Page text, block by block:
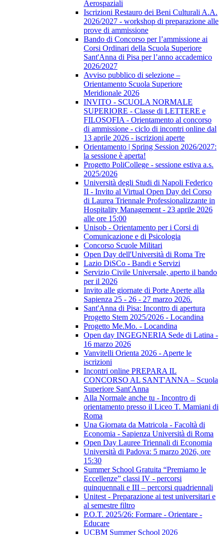
Aerospaziali
Iscrizioni Restauro dei Beni Culturali A.A.
2026/2027 - workshop di preparazione alle
prove di ammissione
Bando di Concorso per l’ammissione ai
Corsi Ordinari della Scuola Superiore
Sant'Anna di Pisa per l’anno accademico
2026/2027
Avviso pubblico di selezione –
Orientamento Scuola Superiore
Meridionale 2026
INVITO - SCUOLA NORMALE
SUPERIORE - Classe di LETTERE e
FILOSOFIA - Orientamento al concorso
di ammissione - ciclo di incontri online dal
13 aprile 2026 - iscrizioni aperte
Orientamento | Spring Session 2026/2027:
la sessione è aperta!
Progetto PoliCollege - sessione estiva a.s.
2025/2026
Università degli Studi di Napoli Federico
II - Invito al Virtual Open Day del Corso
di Laurea Triennale Professionalizzante in
Hospitality Management - 23 aprile 2026
alle ore 15:00
Unisob - Orientamento per i Corsi di
Comunicazione e di Psicologia
Concorso Scuole Militari
Open Day dell'Università di Roma Tre
Lazio DiSCo - Bandi e Servizi
Servizio Civile Universale, aperto il bando
per il 2026
Invito alle giornate di Porte Aperte alla
Sapienza 25 - 26 - 27 marzo 2026.
Sant'Anna di Pisa: Incontro di apertura
Progetto Stem 2025/2026 - Locandina
Progetto Me.Mo. - Locandina
Open day INGEGNERIA Sede di Latina -
16 marzo 2026
Vanvitelli Orienta 2026 - Aperte le
iscrizioni
Incontri online PREPARA IL
CONCORSO AL SANT'ANNA – Scuola
Superiore Sant'Anna
Alla Normale anche tu - Incontro di
orientamento presso il Liceo T. Mamiani di
Roma
Una Giornata da Matricola - Facoltà di
Economia - Sapienza Università di Roma
Open Day Lauree Triennali di Economia
Università di Padova: 5 marzo 2026, ore
15:30
Summer School Gratuita “Premiamo le
Eccellenze” classi IV - percorsi
quinquennali e III – percorsi quadriennali
Unitest - Preparazione ai test universitari e
al semestre filtro
P.O.T. 2025/26: Formare - Orientare -
Educare
UCBM Summer School 2026